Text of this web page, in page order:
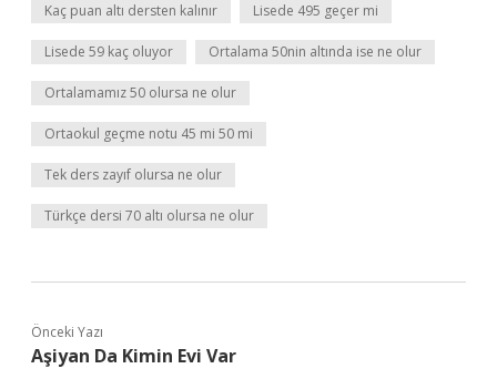
Kaç puan altı dersten kalınır Lisede 495 geçer mi
Lisede 59 kaç oluyor Ortalama 50nin altında ise ne olur
Ortalamamız 50 olursa ne olur
Ortaokul geçme notu 45 mi 50 mi
Tek ders zayıf olursa ne olur
Türkçe dersi 70 altı olursa ne olur
Önceki Yazı
Aşiyan Da Kimin Evi Var